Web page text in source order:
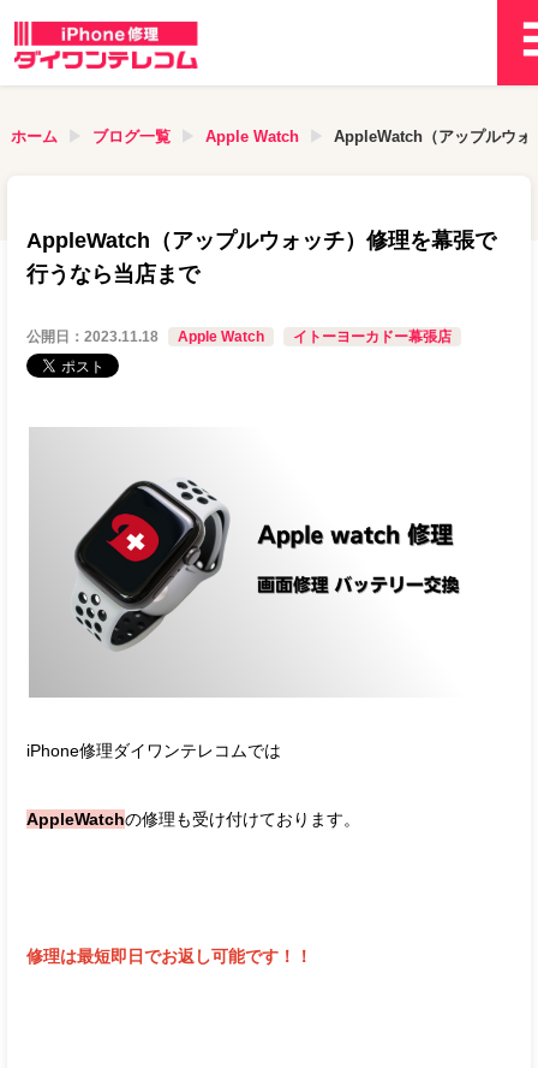
ホーム ブログ一覧 Apple Watch AppleWatch（アップルウォ
AppleWatch（アップルウォッチ）修理を幕張で
行うなら当店まで
公開日：2023.11.18 Apple Watch イトーヨーカドー幕張店
iPhone修理ダイワンテレコムでは
AppleWatchの修理も受け付けております。
修理は最短即日でお返し可能です！！